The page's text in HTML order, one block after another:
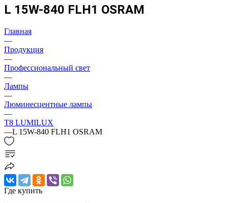
L 15W-840 FLH1 OSRAM
Главная
—
Продукция
—
Профессиональный свет
—
Лампы
—
Люминесцентные лампы
—
T8 LUMILUX
—L 15W-840 FLH1 OSRAM
Где купить